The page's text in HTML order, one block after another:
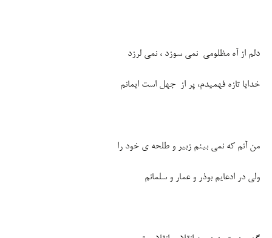
دلم از آه مظلومی نمی سوزد ، نمی لرزد
خدایا تازه فهمیدم، پر از جهل است ایمانم
من آنم که نمی بینم زبیر و طلحه ی خود را
ولی در ادعایم بوذر و عمار و سلمانم